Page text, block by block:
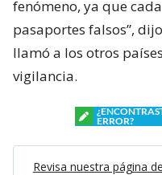
fenómeno, ya que
pasaportes falsos”,
llamó a los otros
vigilancia.
ERROR?
Revisa nuestra página